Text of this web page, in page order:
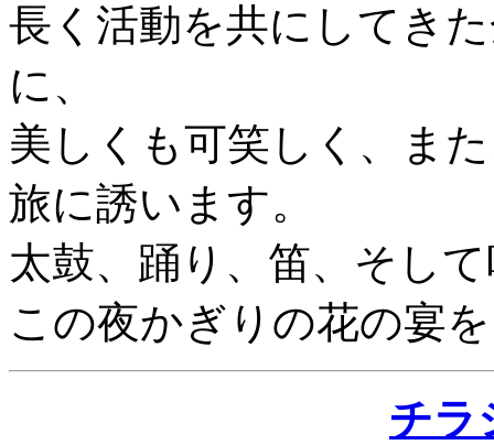
長く活動を共にしてき
に、
美しくも可笑しく、ま
旅に誘います。
太鼓、踊り、笛、そし
この夜かぎりの花の宴
チラ